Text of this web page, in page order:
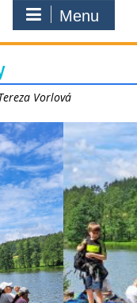
Menu
Vorlová